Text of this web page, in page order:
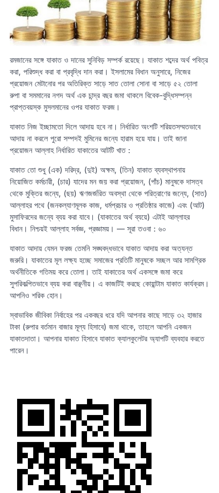
রমজানের সঙ্গে যাকাত ও দানের সুনিবিড় সম্পর্ক রয়েছে। যাকাত শব্দের অর্থ পবিত্র
করা, পরিশুদ্ধ করা বা প্রবৃদ্ধি দান করা। ইসলামের বিধান অনুসারে, নিজের
প্রয়োজন মেটানোর পর অতিরিক্ত সাড়ে সাত তোলা সোনা বা সাড়ে ৫২ তোলা
রুপা বা সমমানের নগদ অর্থ এক চান্দ্র বছর জমা থাকলে বিবেক-বুদ্ধিসম্পন্ন
প্রাপ্তবয়স্ক মুসলমানের ওপর যাকাত ফরজ।
যাকাত নিজ ইচ্ছামতো দিলে আদায় হবে না। নির্ধারিত অংশটি শরিয়তসম্মতভাবে
আদায় না করলে পুরো সম্পদই মুমিনের জন্যে হারাম হয়ে যায়। তাই জানা
প্রয়োজন আল্লাহ নির্ধারিত যাকাতের আটটি খাত :
যাকাত তো শুধু (এক) দরিদ্র, (দুই) অক্ষম, (তিন) যাকাত ব্যবস্থাপনায়
নিয়োজিত কর্মচারী, (চার) যাদের মন জয় করা প্রয়োজন, (পাঁচ) মানুষকে দাসত্ব
থেকে মুক্তির জন্যে, (ছয়) ঋণজর্জরিত অবস্থা থেকে পরিত্রাণের জন্যে, (সাত)
আল্লাহর পথে (জনকল্যাণমূলক কাজ, ধর্মপ্রচার ও প্রতিষ্ঠার কাজে) এবং (আট)
মুসাফিরদের জন্যে ব্যয় করা যাবে। (যাকাতের অর্থ ব্যয়ে) এটাই আল্লাহর
বিধান। নিশ্চয়ই আল্লাহ সর্বজ্ঞ, প্রজ্ঞাময়। — সূরা তওবা : ৬০
যাকাত আদায় যেমন ফরজ তেমনি সঙ্ঘবদ্ধভাবে যাকাত আদায় করা অত্যন্ত
জরুরি। যাকাতের মূল লক্ষ্য হচ্ছে সমাজের প্রতিটি মানুষকে সচ্ছল আর সামগ্রিক
অর্থনীতিকে গতিময় করে তোলা। তাই যাকাতের অর্থ একসঙ্গে জমা করে
সুপরিকল্পিতভাবে ব্যয় করা বাঞ্ছনীয়। এ কাজটিই করছে কোয়ান্টাম যাকাত কার্যক্রম।
আপনিও শরিক হোন।
স্বাভাবিক জীবিকা নির্বাহের পর একবছর ধরে যদি আপনার কাছে সাড়ে ৩২ হাজার
টাকা (রুপার বর্তমান বাজার মূল্য হিসাবে) জমা থাকে, তাহলে আপনি একজন
যাকাতদাতা। আপনার যাকাত হিসাবে যাকাত ক্যালকুলেটর অ্যাপটি ব্যবহার করতে
পারেন।